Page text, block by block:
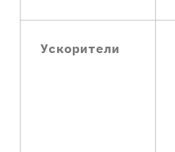
Ускорители